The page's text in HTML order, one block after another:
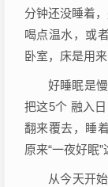
分钟还没睡着
喝点温水，或
卧室，床是用
好睡眠是
把这5个 融入
翻来覆去，睡
原来“一夜好眠”
从今天开